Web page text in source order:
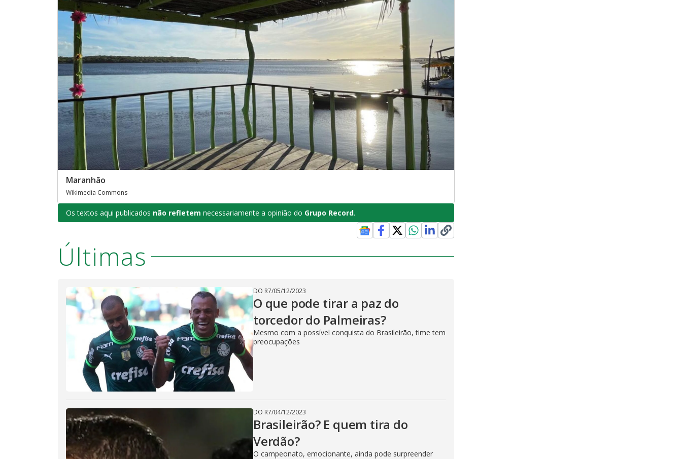
Maranhão
Wikimedia Commons
Os textos aqui publicados não refletem necessariamente a opinião do Grupo Record.
Últimas
DO R7/05/12/2023
O que pode tirar a paz do
torcedor do Palmeiras?
Mesmo com a possível conquista do Brasileirão, time tem
preocupações
DO R7/04/12/2023
Brasileirão? E quem tira do
Verdão?
O campeonato, emocionante, ainda pode surpreender